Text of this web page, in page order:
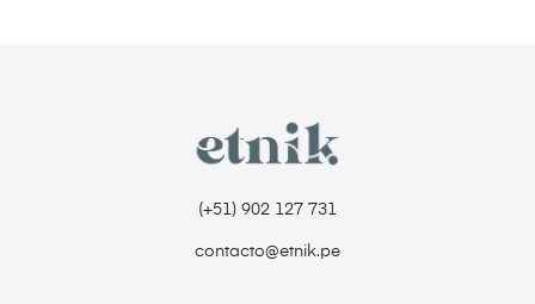
(+51) 902 127 731‬
contacto@etnik.pe